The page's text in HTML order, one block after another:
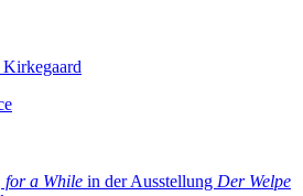
for a While in der Ausstellung Der Welpe